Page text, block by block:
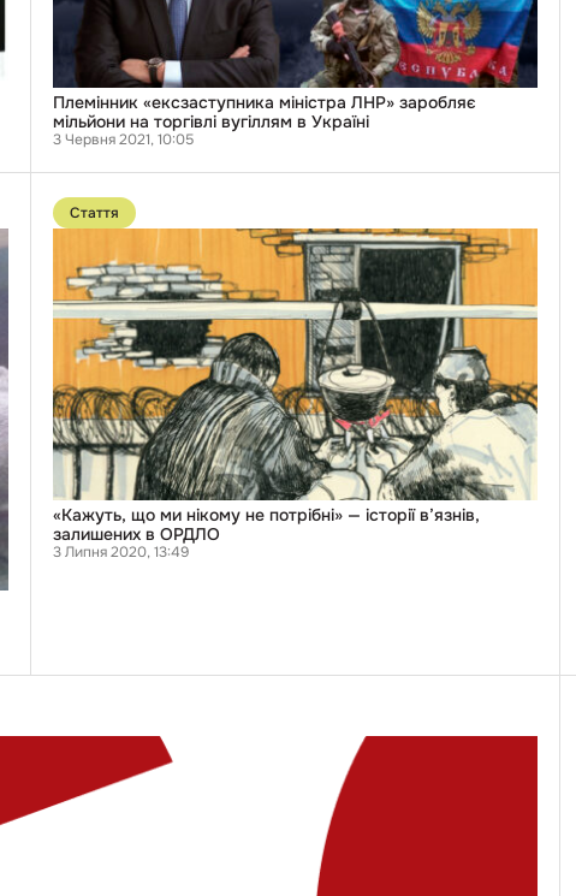
Україні
Племінник «ексзаступника міністра ЛНР» заробляє
мільйони на торгівлі вугіллям в Україні
3 Червня 2021, 10:05
Перейти
публікації
нікому
потрібні»
історії
в’язнів,
залишених
ОРДЛО
Стаття
«Кажуть, що ми нікому не потрібні» — історії в’язнів,
залишених в ОРДЛО
3 Липня 2020, 13:49